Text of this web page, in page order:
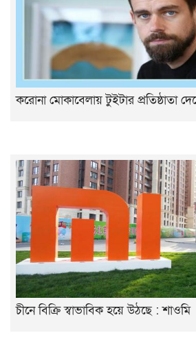
করোনা মোকাবেলায় টুইটার প্রতিষ্ঠাতা
চীনে বিক্রি স্বাভাবিক হয়ে উঠছে : শাওমি